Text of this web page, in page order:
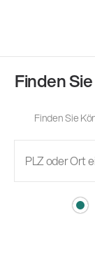
Finden
Finden Sie